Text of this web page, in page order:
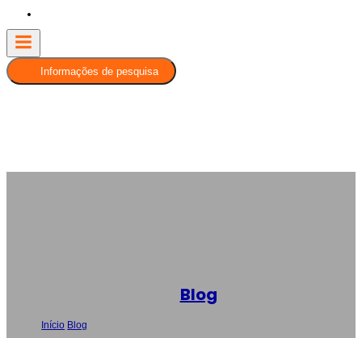
Informações de pesquisa
Blog
Início Blog